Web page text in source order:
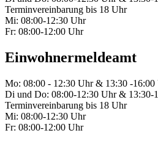
Terminvereinbarung bis 18 Uhr
Mi: 08:00-12:30 Uhr
Fr: 08:00-12:00 Uhr
Einwohnermeldeamt
Mo: 08:00 - 12:30 Uhr & 13:30 -16:00
Di und Do: 08:00-12:30 Uhr & 13:30-
Terminvereinbarung bis 18 Uhr
Mi: 08:00-12:30 Uhr
Fr: 08:00-12:00 Uhr